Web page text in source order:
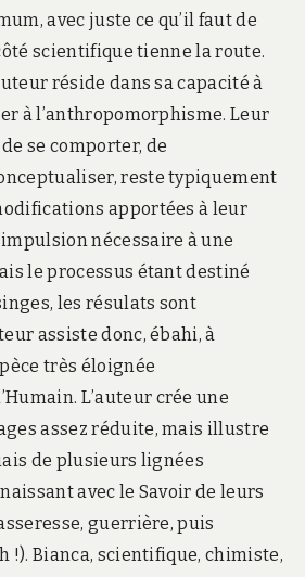
avec juste ce qu’il faut de
scientifique tienne la route.
réside dans sa capacité à
à l’anthropomorphisme. Leur
se comporter, de
reste typiquement
apportées à leur
nécessaire à une
le processus étant destiné
les résulats sont
assiste donc, ébahi, à
très éloignée
L’auteur crée une
assez réduite, mais illustre
de plusieurs lignées
avec le Savoir de leurs
guerrière, puis
!). Bianca, scientifique, chimiste,